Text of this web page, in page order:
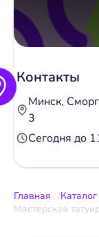
Контакты
Минск,
3
Сегодня до
Главная Каталог
Мастерская